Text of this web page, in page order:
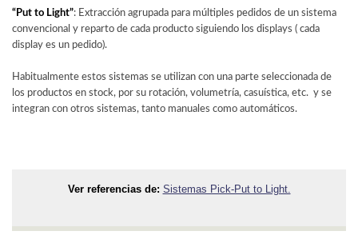
“Put to Light”: Extracción agrupada para múltiples pedidos de un sistema
convencional y reparto de cada producto siguiendo los displays ( cada
display es un pedido).
Habitualmente estos sistemas se utilizan con una parte seleccionada de
los productos en stock, por su rotación, volumetría, casuística, etc. y se
integran con otros sistemas, tanto manuales como automáticos.
Ver referencias de: Sistemas Pick-Put to Light.